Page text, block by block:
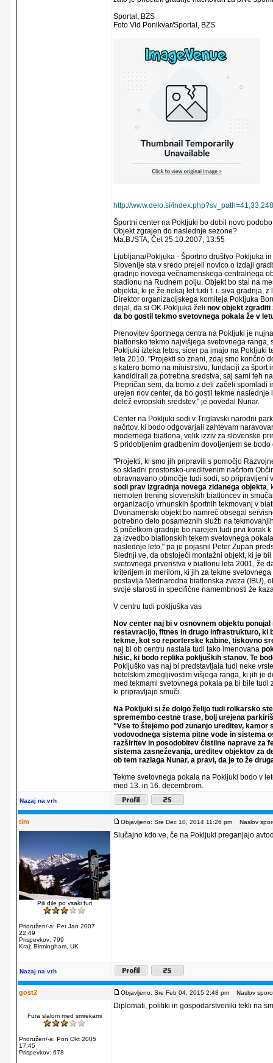
Sportal, BZS
Foto Vid Ponikvar/Sportal, BZS
http://www.delo.si/
Športni center na Pokljuki bo dobil novo podobo
Objekt zgrajen do naslednje sezone?
Ma.B./STA, Čet 25.10.2007, 13:55
Ljubljana/Pokljuka - Športno društvo Pokljuka
Slovenije sta v sredo prejeli novico o izdaji
gradnjo novega večnamenskega centralnega
stadionu na Rudnem polju. Objekt bo stal na
objekta, ki je že nekaj let tudi t. i. siva gradnja,
Direktor organizacijskega komiteja Pokljuka
dejal, da si OK Pokljuka želi nov objekt zgraditi
da bo gostil tekmo svetovnega pokala že v
Prenovitev športnega centra na Pokljuki je
biatlonsko tekmo najvišjega svetovnega ranga,
Pokljuki izteka letos, sicer pa imajo na Pokljuki
leta 2010. "Projekti so znani, zdaj smo končno
s katero bomo na ministrstvu, fundaciji za šport
kandidirali za potrebna sredstva, saj sami teh
Prepričan sem, da bomo z deli začeli spomladi
urejen nov center, da bo gostil tekme naslednje
delež evropskih sredstev," je povedal Nunar.
Center na Pokljuki sodi v Triglavski narodni
načrtov, ki bodo odgovarjali zahtevam
modernega biatlona, velik izziv za slovenske
S pridobljenim gradbenim dovoljenjem se
"Projekti, ki smo jih pripravili s pomočjo
so skladni prostorsko-ureditvenim načrtom
obravnavano območje tudi sodi, so pripravljeni
sodi prav izgradnja novega zidanega objekta,
nemoten trening slovenskih biatloncev in
organizacijo vrhunskih športnih tekmovanj v
Dvonamenski objekt bo namreč obsegal
potrebno delo posameznih služb na
S pričetkom gradnje bo narejen tudi prvi korak
za izvedbo biatlonskih tekem svetovnega
naslednje leto," pa je pojasnil Peter Zupan
Slednji ve, da obstoječi montažni objekt, ki je
svetovnega prvenstva v biatlonu leta 2001, že
kriterijem in merilom, ki jih za tekme
postavlja Mednarodna biatlonska zveza (IBU),
svoje starosti in specifične namembnosti že
V centru tudi pokljuška vas
Nov center naj bi v osnovnem objektu ponujal
restavracijo, fitnes in drugo infrastrukturo, ki
tekme, kot so reporterske kabine, tiskovno
naj bi ob centru nastala tudi tako imenovana
hišic, ki bodo replika pokljuških stanov. Te
Pokljuško vas naj bi predstavljala tudi neke
hotelskim zmogljivostim višjega ranga, ki jih je
med tekmami svetovnega pokala pa bi bile tudi
ki pripravljajo smuči.
Na Pokljuki si že dolgo želijo tudi rolkarsko
spremembo cestne trase, bolj urejena
"Vse to štejemo pod zunanjo ureditev, kamor
vodovodnega sistema pitne vode in sistema
razširitev in posodobitev čistilne naprave za
sistema zasneževanja, ureditev objektov za
ob tem razlaga Nunar, a pravi, da je to že
Tekme svetovnega pokala na Pokljuki bodo v
med 13. in 16. decembrom.
Nazaj na vrh
tim Objavljeno: Sre Dec 10, 2014 11:26 pm Naslov
Pili dile po vsaki furi
Pridružen/-a: Pet Jan 2007
22:49
Prispevkov: 799
Kraj: Birmingham, UK
Slučajno kdo ve, če na Pokljuki preganjajo
Nazaj na vrh
gost2 Objavljeno: Sre Feb 04, 2015 2:48 pm Naslov
Fura slalom med smrekami
Pridružen/-a: Pon Okt 2005
17:45
Prispevkov: 678
Diplomati, politiki in gospodarstveniki tekli na